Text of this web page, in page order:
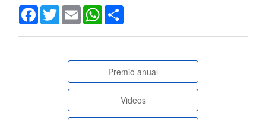
Patricio Borja, Alexandra Torres, Erick Criollo, William
Oñate (2026)
Lecture Notes in Networks and Systems, 1512, 175.
10.1007/978-3-031-97015-3_10
Any Regina Rothmann, Clarissa Mazon Miranda, Patricia
Facebook
TwitterEmail WhatsApp
paginasespeciales
Premio anual
Videos